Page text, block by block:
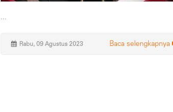
...
Rabu, 09 Agustus 2023 Baca selengkapnya